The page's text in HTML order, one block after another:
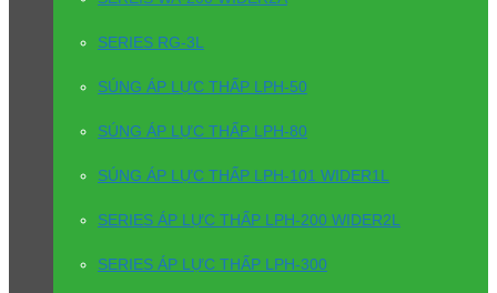
SERIES RG-3L
SÚNG ÁP LỰC THẤP LPH-50
SÚNG ÁP LỰC THẤP LPH-80
SÚNG ÁP LỰC THẤP LPH-101 WIDER1L
SERIES ÁP LỰC THẤP LPH-200 WIDER2L
SERIES ÁP LỰC THẤP LPH-300